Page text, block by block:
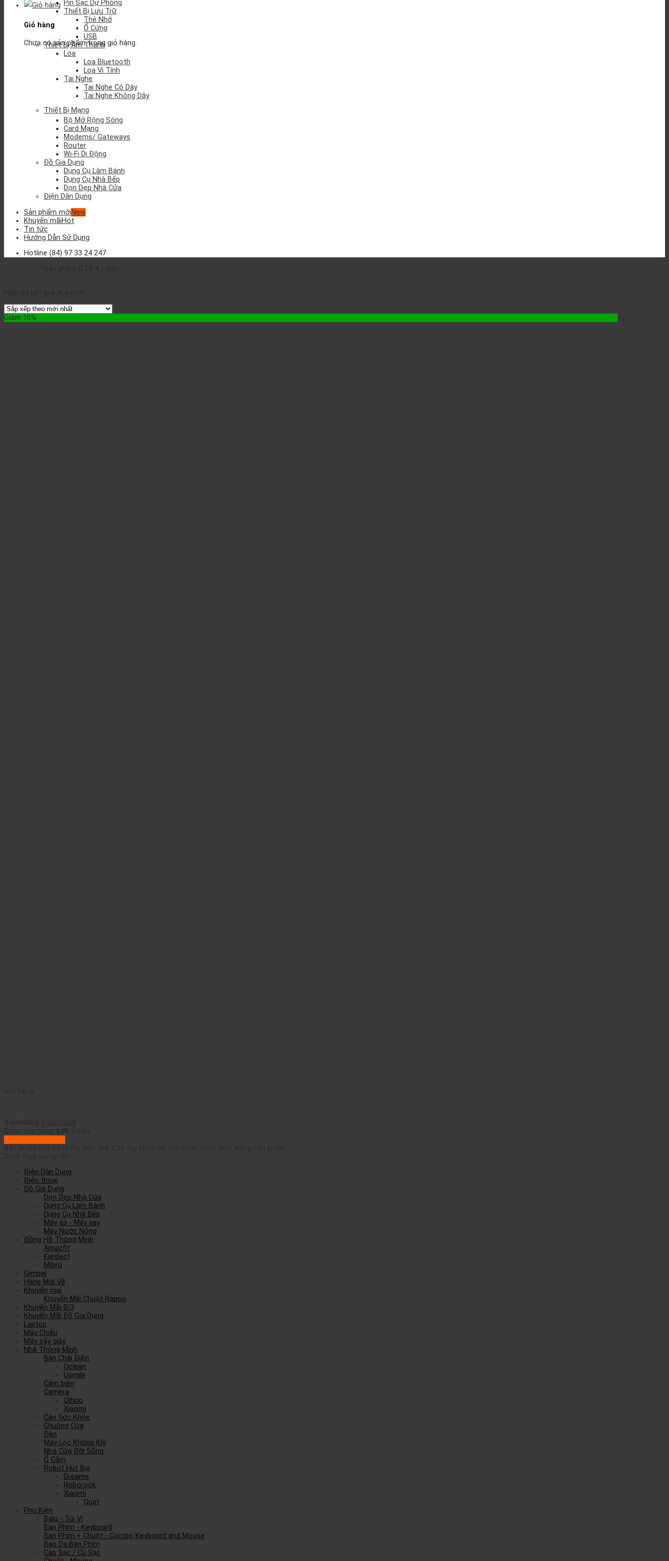
Giỏ hàng
Chưa có sản phẩm trong giỏ hàng.
Pin Sạc Dự Phòng
Thiết Bị Lưu Trữ
Thẻ Nhớ
Ổ Cứng
USB
Thiết Bị Âm Thanh
Loa
Loa Bluetooth
Loa Vi Tính
Tai Nghe
Tai Nghe Có Dây
Tai Nghe Không Dây
Thiết Bị Mạng
Bộ Mở Rộng Sóng
Card Mạng
Modems/ Gateways
Router
Wi-Fi Di Động
Đồ Gia Dụng
Dụng Cụ Làm Bánh
Dụng Cụ Nhà Bếp
Dọn Dẹp Nhà Cửa
Điện Dân Dụng
Sản phẩm mới
Khuyến mãi
Tin tức
Hướng Dẫn Sử Dụng
Hotline (84) 97 33 24 247
Giảm 16%
Điện Dân Dụng
Điện thoại
Đồ Gia Dụng
Dọn Dẹp Nhà Cửa
Dụng Cụ Làm Bánh
Dụng Cụ Nhà Bếp
Máy ép - Máy xay
Máy Nước Nóng
Đồng Hồ Thông Minh
Amazfit
Kieslect
Mibro
Gimpal
Hàng Mới Về
Khuyến mại
Khuyến Mãi Chuột Rapoo
Khuyến Mãi 8/3
Khuyến Mãi Đồ Gia Dụng
Laptop
Máy Chiếu
Máy sấy giày
Nhà Thông Minh
Bàn Chải Điện
Oclean
Usmile
Cảm biến
Camera
Qihoo
Xiaomi
Cân Sức Khỏe
Chuông Cửa
Đèn
Máy Lọc Không Khí
Nhà Cửa Đời Sống
Ổ Cắm
Robot Hút Bụi
Dreame
Roborock
Xiaomi
Quạt
Phụ Kiện
Balo - Túi Ví
Bàn Phím - Keyboard
Bàn Phím + Chuột - Combo Keyboard and Mouse
Bao Da Bàn Phím
Cáp Sạc / Củ Sạc